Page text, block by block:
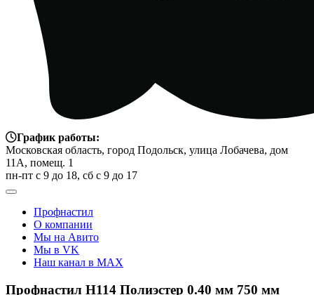
График работы:
Московская область, город Подольск, улица Лобачева, дом
11А, помещ. 1
пн-пт с 9 до 18, сб с 9 до 17
Профнастил
О компании
Мы на Авито
Мы в VK
Наш канал в MAX
Профнастил Н114 Полиэстер 0.40 мм 750 мм